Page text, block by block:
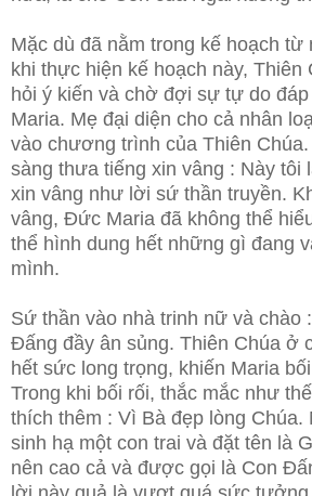
Mặc dù đã nằm trong kế hoạch
khi thực hiện kế hoạch này, Thiên
hỏi ý kiến và chờ đợi sự tự do
Maria. Mẹ đại diện cho cả nhân
vào chương trình của Thiên
sàng thưa tiếng xin vâng : Này tôi
xin vâng như lời sứ thần truyền.
vâng, Đức Maria đã không thể
thể hình dung hết những gì đang
mình.
Sứ thần vào nhà trinh nữ và chào
Đấng đầy ân sủng. Thiên Chúa ở
hết sức long trọng, khiến Maria
Trong khi bối rối, thắc mắc như
thích thêm : Vì Bà đẹp lòng Chúa.
sinh hạ một con trai và đặt tên là
nên cao cả và được gọi là Con